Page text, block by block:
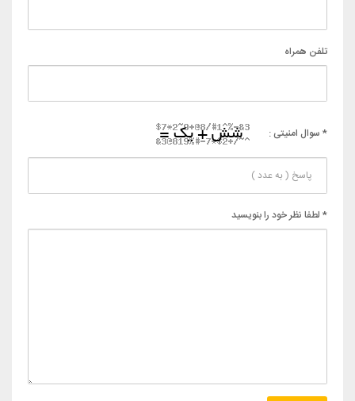
تلفن همراه
* سوال امنیتی :
* لطفا نظر خود را بنویسید